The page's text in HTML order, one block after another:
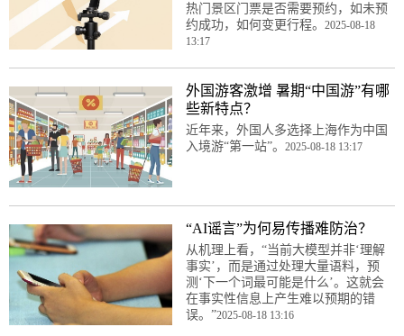
热门景区门票是否需要预约，如未预
约成功，如何变更行程。 2025-08-18
13:17
外国游客激增 暑期“中国游”有哪
些新特点？
近年来，外国人多选择上海作为中国
入境游“第一站”。 2025-08-18 13:17
“AI谣言”为何易传播难防治？
从机理上看，“当前大模型并非‘理解
事实’，而是通过处理大量语料，预
测‘下一个词最可能是什么’。这就会
在事实性信息上产生难以预期的错
误。”2025-08-18 13:16